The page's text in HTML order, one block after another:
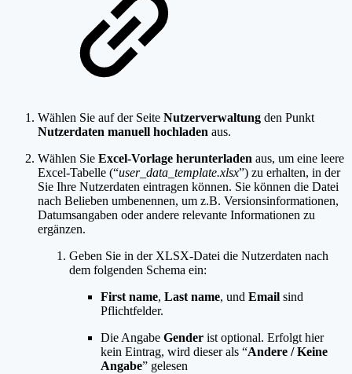
Wählen Sie auf der Seite Nutzerverwaltung den Punkt
Nutzerdaten manuell hochladen aus.
Wählen Sie Excel-Vorlage herunterladen aus, um eine leere
Excel-Tabelle (“user_data_template.xlsx”) zu erhalten, in der
Sie Ihre Nutzerdaten eintragen können. Sie können die Datei
nach Belieben umbenennen, um z.B. Versionsinformationen,
Datumsangaben oder andere relevante Informationen zu
ergänzen.
Geben Sie in der XLSX-Datei die Nutzerdaten nach
dem folgenden Schema ein:
First name, Last name, und Email sind
Pflichtfelder.
Die Angabe Gender ist optional. Erfolgt hier
kein Eintrag, wird dieser als “Andere / Keine
Angabe” gelesen